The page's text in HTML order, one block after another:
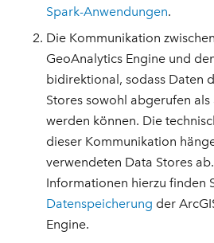
Spark-Anwendungen.
Die Kommunikation
GeoAnalytics Engine und
bidirektional, sodass Daten
Stores sowohl abgerufen
werden können. Die
dieser Kommunikation
verwendeten Data Stores
Informationen hierzu finden
Datenspeicherung der
Engine.